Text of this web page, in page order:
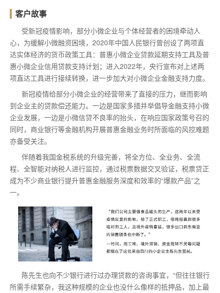
客户故事
受新冠疫情影响，部分小微企业与个体经营者的困境牵动人
心，为缓解小微融资困境，2020年中国人民银行曾创设了两项直
达实体经济的货币政策工具：普惠小微企业贷款延期支持工具及普
惠小微企业信用贷款支持计划；进入2022年，央行宣布对上述两
项直达工具进行接续转换，进一步加大对小微企业金融支持力度。
新冠疫情给部分小微企业的经营带来了直接的压力，继而影响
到企业主的贷款偿还能力。一边是国家多措并举倡导金融支持小微
企业发展，一边是小微信贷不良率的抬头，在响应国家政策号召的
同时，商业银行等金融机构开展普惠金融业务时所面临的风控难题
亦备受关注。
伴随着我国金税系统的升级完善，将全方位、全业务、全流
程、全智能对纳税人进行监控，通过税票数据交叉验证，税票贷正
成为不少商业银行提升普惠金融服务深度和效率的“爆款产品”之
一。
陈先生也向不少银行进行过办理贷款的咨询事宜，“但往往银行
所需手续繁杂，我这种规模的企业也没什么像样的抵押品，加上最